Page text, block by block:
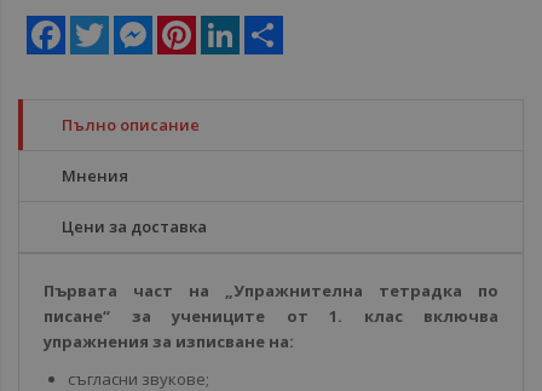
Facebook
Twitter MessengerPinterestLinkedIn
Пълно описание
Мнения
Цени за доставка
Първата част на „Упражнителна тетрадка по
писане“ за учениците от 1. клас включва
упражнения за изписване на:
съгласни звукове;